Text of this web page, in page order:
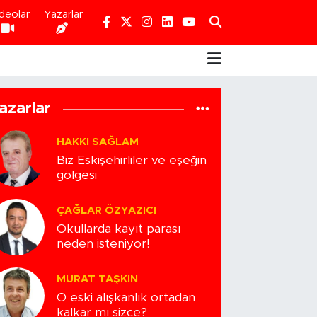
Yazarlar
HAKKI SAĞLAM
Biz Eskişehirliler ve eşeğin
gölgesi
ÇAĞLAR ÖZYAZICI
Okullarda kayıt parası
neden isteniyor!
MURAT TAŞKIN
O eski alışkanlık ortadan
kalkar mı sizce?